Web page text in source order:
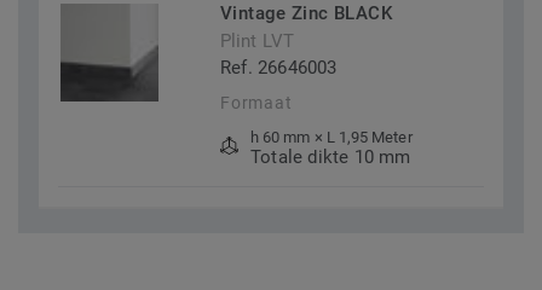
Vintage Zinc BLACK
Plint LVT
Ref. 26646003
Formaat
h 60 mm × L 1,95 Meter
Totale dikte 10 mm